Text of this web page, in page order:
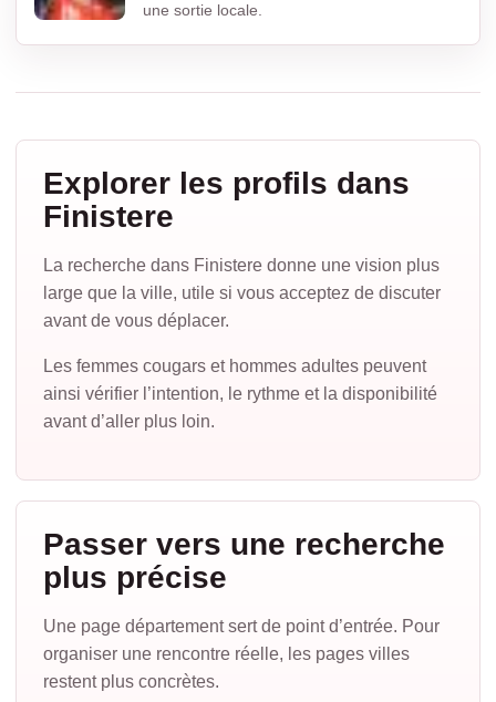
une sortie locale.
Explorer les profils dans
Finistere
La recherche dans Finistere donne une vision plus
large que la ville, utile si vous acceptez de discuter
avant de vous déplacer.
Les femmes cougars et hommes adultes peuvent
ainsi vérifier l’intention, le rythme et la disponibilité
avant d’aller plus loin.
Passer vers une recherche
plus précise
Une page département sert de point d’entrée. Pour
organiser une rencontre réelle, les pages villes
restent plus concrètes.